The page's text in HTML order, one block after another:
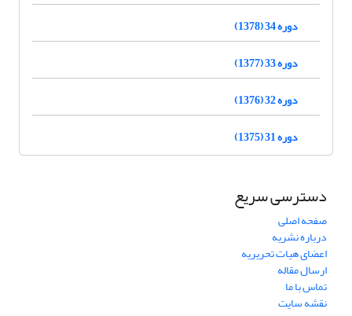
دوره 34 (1378)
دوره 33 (1377)
دوره 32 (1376)
دوره 31 (1375)
دسترسی سریع
صفحه اصلی
درباره نشریه
اعضای هیات تحریریه
ارسال مقاله
تماس با ما
نقشه سایت